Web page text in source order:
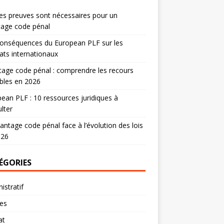
preuves sont nécessaires pour un
code pénal
du European PLF sur les
internationaux
code pénal : comprendre les recours
en 2026
PLF : 10 ressources juridiques à
code pénal face à l’évolution des lois